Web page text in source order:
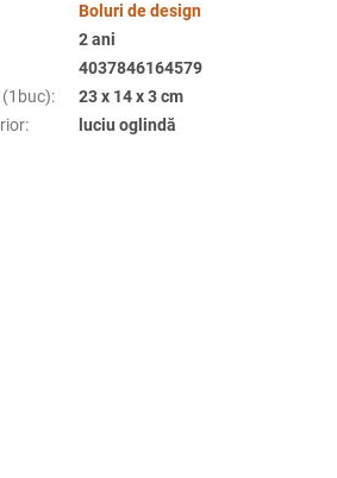
Boluri de design
2 ani
4037846164579
(1buc):
23 x 14 x 3 cm
: luciu oglindă